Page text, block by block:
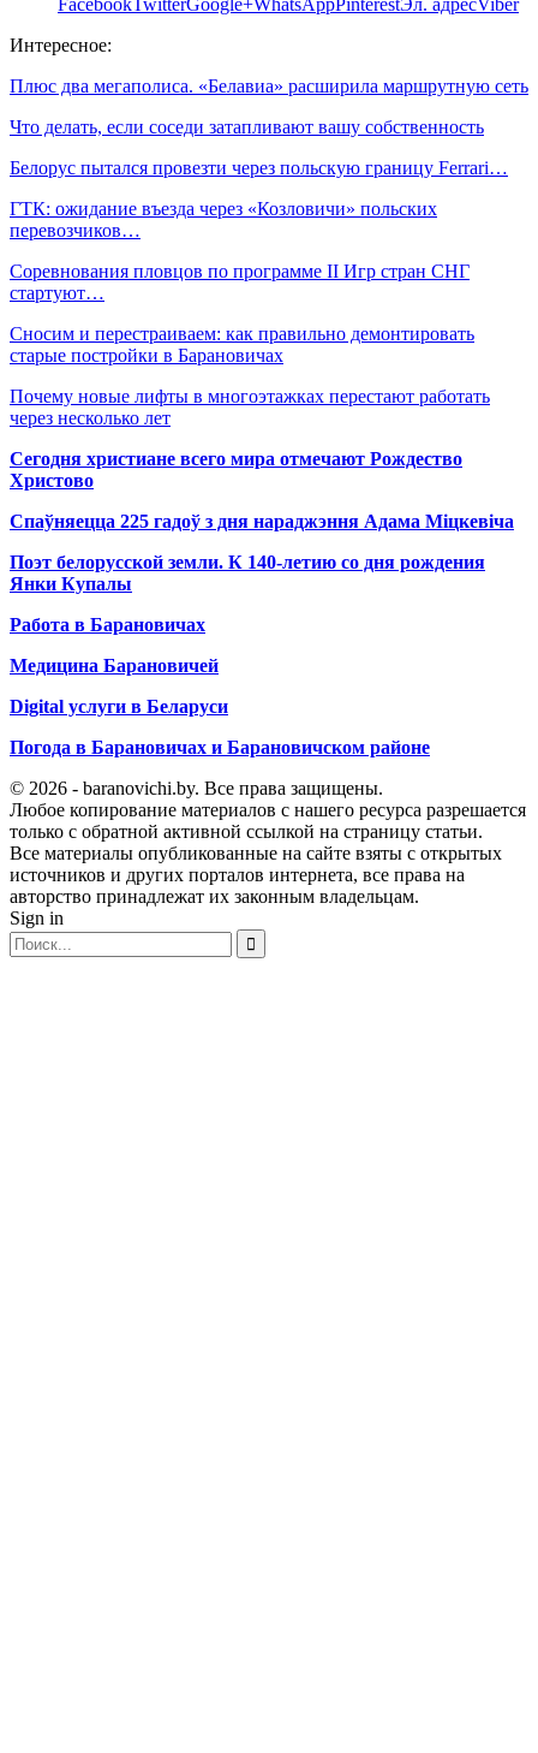
Facebook TwitterGoogle+WhatsAppPinterestЭл. адресViber
Интересное:
Плюс два мегаполиса. «Белавиа» расширила маршрутную сеть
Что делать, если соседи затапливают вашу собственность
Белорус пытался провезти через польскую границу Ferrari…
ГТК: ожидание въезда через «Козловичи» польских
перевозчиков…
Соревнования пловцов по программе II Игр стран СНГ
стартуют…
Сносим и перестраиваем: как правильно демонтировать
старые постройки в Барановичах
Почему новые лифты в многоэтажках перестают работать
через несколько лет
Сегодня христиане всего мира отмечают Рождество
Христово
Спаўняецца 225 гадоў з дня нараджэння Адама Міцкевіча
Поэт белорусской земли. К 140-летию со дня рождения
Янки Купалы
Работа в Барановичах
Медицина Барановичей
Digital услуги в Беларуси
Погода в Барановичах и Барановичском районе
© 2026 - baranovichi.by. Все права защищены.
Любое копирование материалов с нашего ресурса разрешается
только с обратной активной ссылкой на страницу статьи.
Все материалы опубликованные на сайте взяты с открытых
источников и других порталов интернета, все права на
авторство принадлежат их законным владельцам.
Sign in